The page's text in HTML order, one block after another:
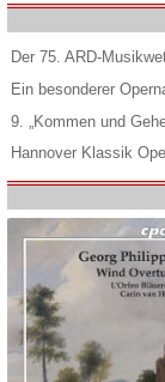
Der 75. ARD-
Ein besonderer
9. „Kommen und
Hannover Klassik